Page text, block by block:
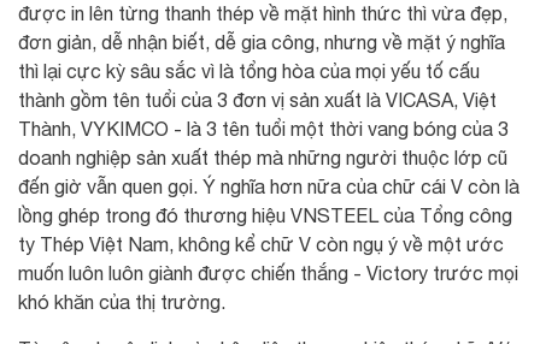
được in lên từng thanh thép về mặt hình thức thì vừa đẹp,
đơn giản, dễ nhận biết, dễ gia công, nhưng về mặt ý nghĩa
thì lại cực kỳ sâu sắc vì là tổng hòa của mọi yếu tố cấu
thành gồm tên tuổi của 3 đơn vị sản xuất là VICASA, Việt
Thành, VYKIMCO - là 3 tên tuổi một thời vang bóng của 3
doanh nghiệp sản xuất thép mà những người thuộc lớp cũ
đến giờ vẫn quen gọi. Ý nghĩa hơn nữa của chữ cái V còn là
lồng ghép trong đó thương hiệu VNSTEEL của Tổng công
ty Thép Việt Nam, không kể chữ V còn ngụ ý về một ước
muốn luôn luôn giành được chiến thắng - Victory trước mọi
khó khăn của thị trường.